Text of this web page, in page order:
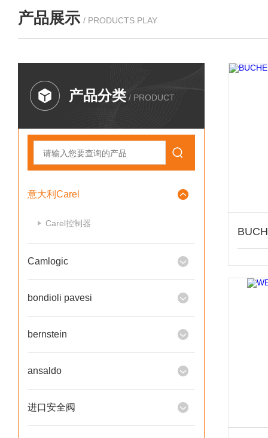
产品展示 / PRODUCTS PLAY
产品分类 / PRODUCT
意大利Carel
Carel控制器
Camlogic
bondioli pavesi
bernstein
ansaldo
进口安全阀